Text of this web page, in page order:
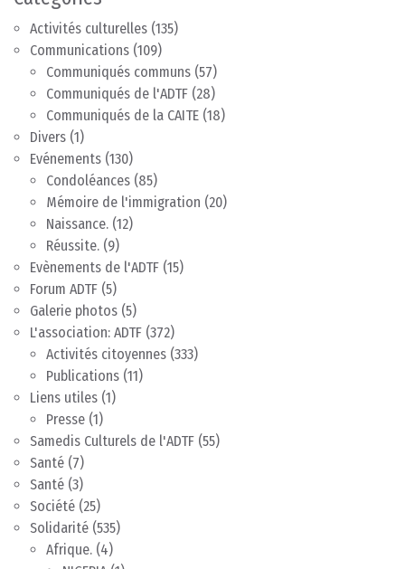
Activités culturelles (135)
Communications (109)
Communiqués communs (57)
Communiqués de l'ADTF (28)
Communiqués de la CAITE (18)
Divers (1)
Evénements (130)
Condoléances (85)
Mémoire de l'immigration (20)
Naissance. (12)
Réussite. (9)
Evènements de l'ADTF (15)
Forum ADTF (5)
Galerie photos (5)
L'association: ADTF (372)
Activités citoyennes (333)
Publications (11)
Liens utiles (1)
Presse (1)
Samedis Culturels de l'ADTF (55)
Santé (7)
Santé (3)
Société (25)
Solidarité (535)
Afrique. (4)